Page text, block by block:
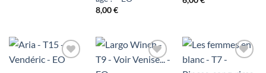
d'envies
8,00€